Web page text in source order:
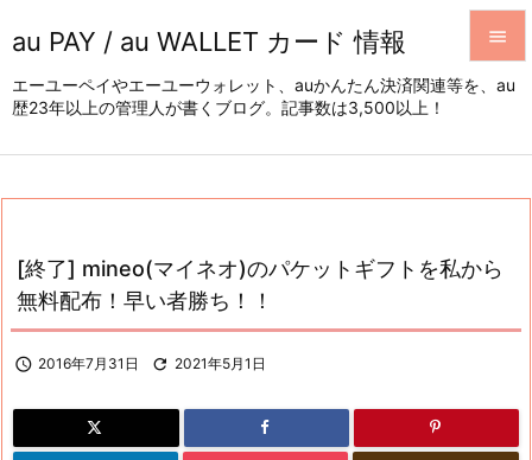
au PAY / au WALLET カード 情報
エーユーペイやエーユーウォレット、auかんたん決済関連等を、au
歴23年以上の管理人が書くブログ。記事数は3,500以上！





[終了] mineo(マイネオ)のパケットギフトを私から
無料配布！早い者勝ち！！
 2016年7月31日  2021年5月1日